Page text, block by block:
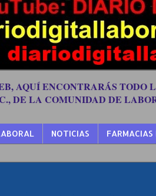
AQUÍ ENCONTRARÁS TODO
DE LA COMUNIDAD DE
NOTICIAS FARMACIAS